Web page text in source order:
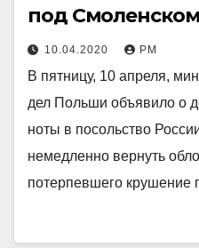
под Смоленском
10.04.2020 РМ
В пятницу, 10 апреля,
дел Польши объявило о
ноты в посольство
немедленно вернуть
потерпевшего